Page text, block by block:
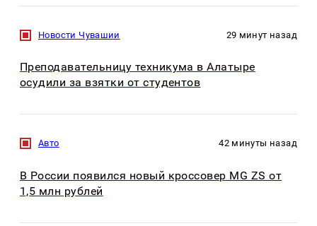
Новости Чувашии 29 минут назад
Преподавательницу техникума в Алатыре
осудили за взятки от студентов
Авто 42 минуты назад
В России появился новый кроссовер MG ZS от
1,5 млн рублей